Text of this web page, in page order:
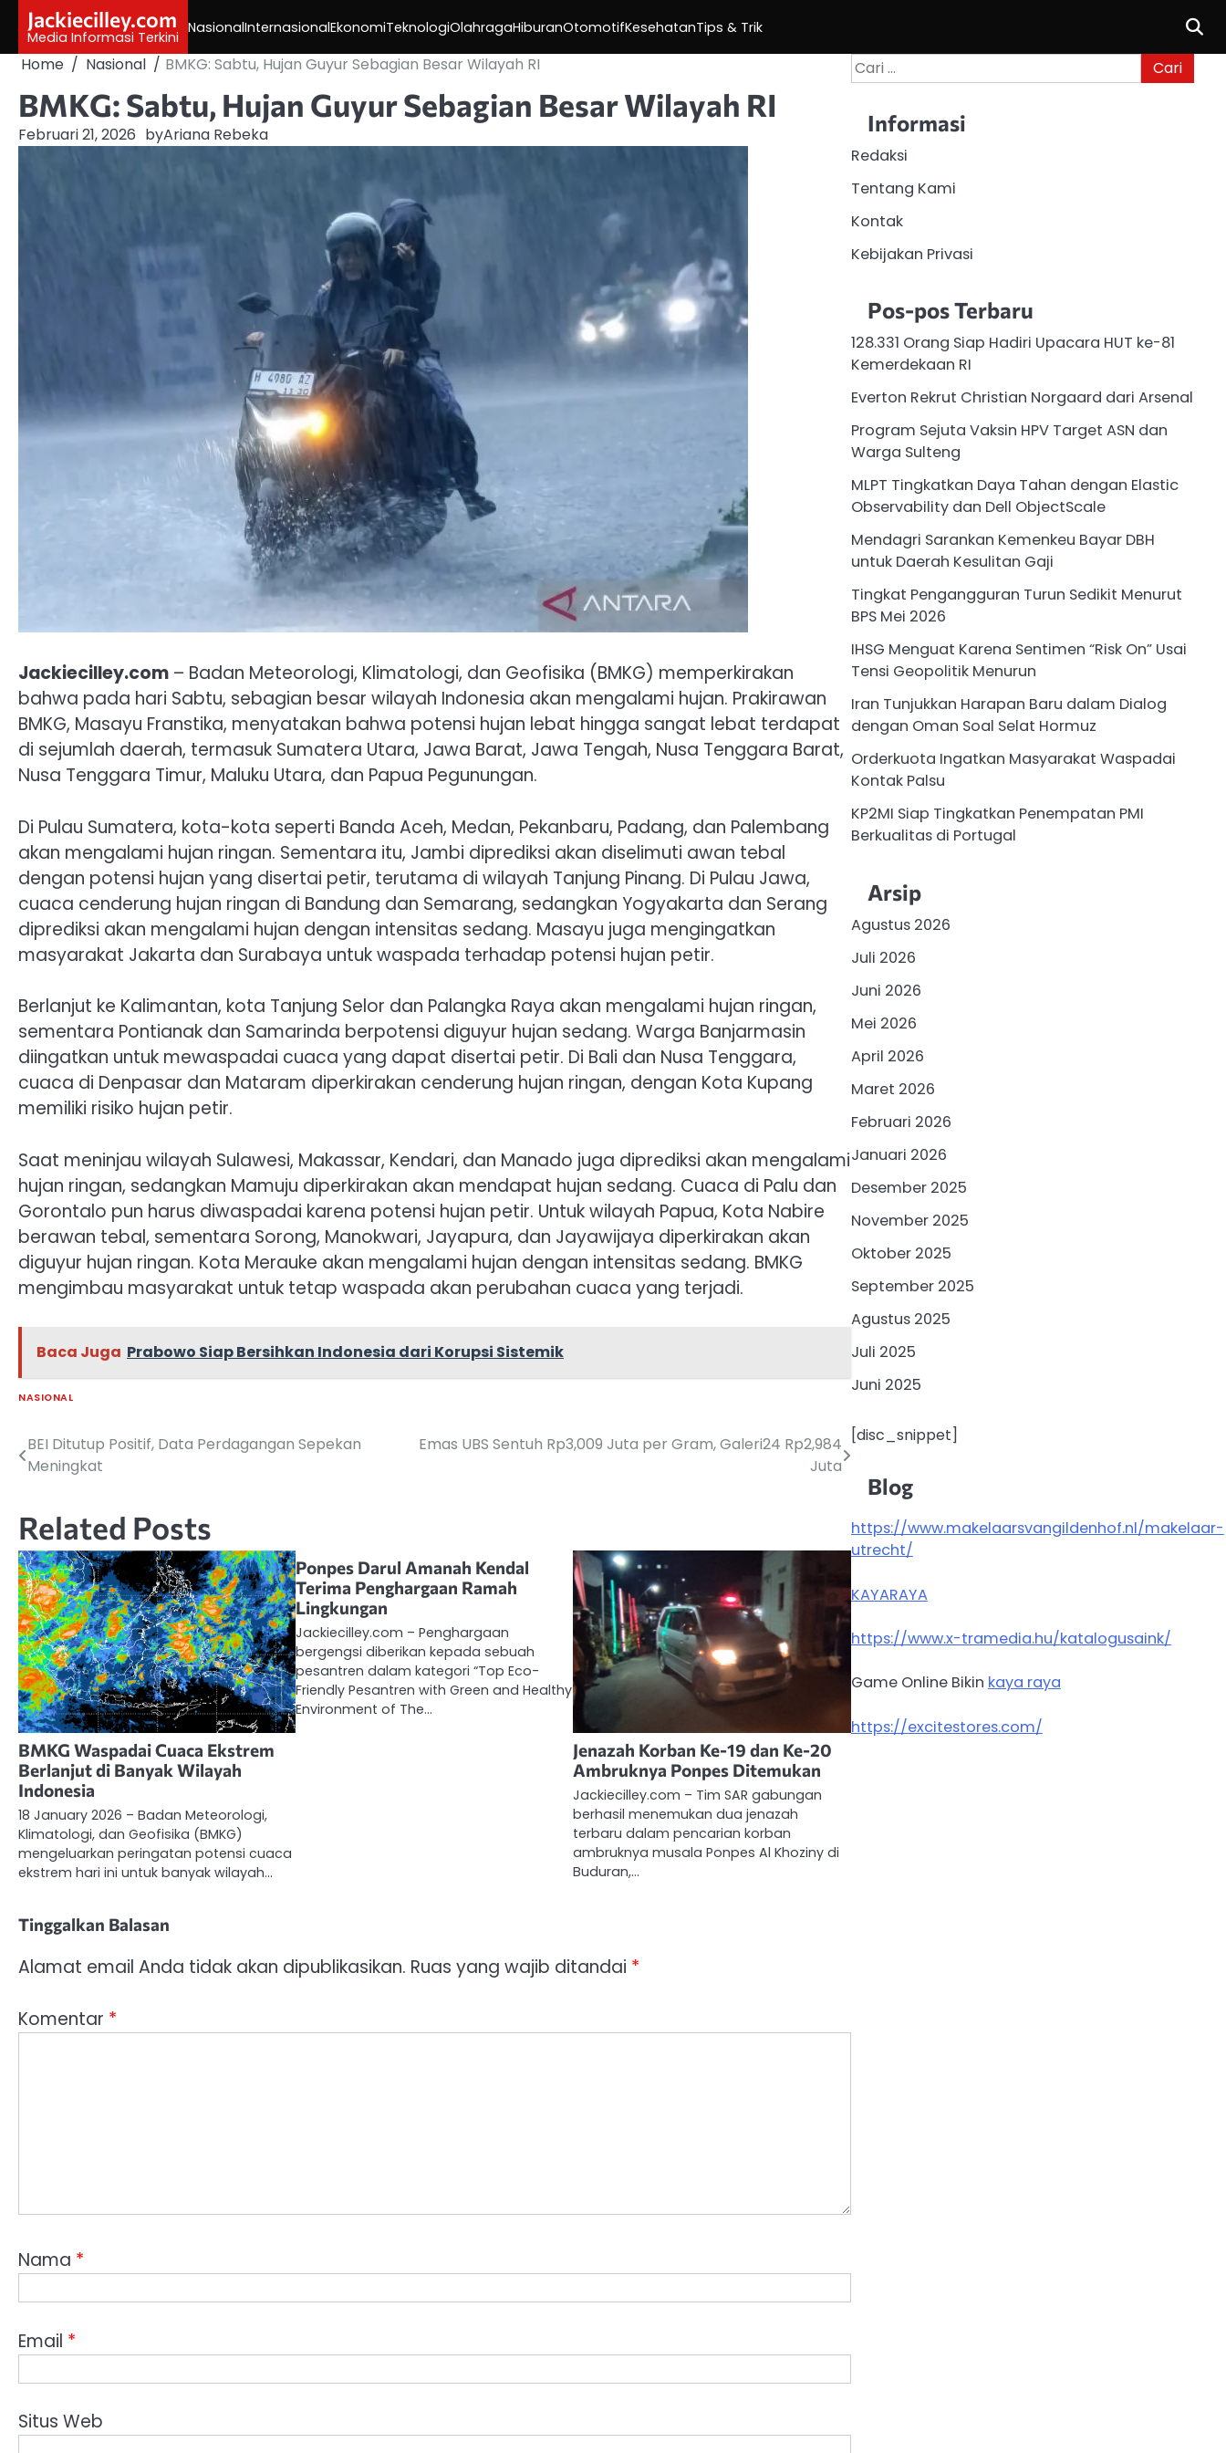
content
Jackiecilley.com
Media Informasi Terkini
NasionalInternasionalEkonomiTeknologiOlahragaHiburanOtomotifKesehatanTips & Trik
Home Nasional BMKG: Sabtu, Hujan Guyur Sebagian Besar Wilayah RI
BMKG: Sabtu, Hujan Guyur Sebagian Besar Wilayah RI
Februari 21, 2026 byAriana Rebeka
Jackiecilley.com – Badan Meteorologi, Klimatologi, dan Geofisika (BMKG) memperkirakan
bahwa pada hari Sabtu, sebagian besar wilayah Indonesia akan mengalami hujan. Prakirawan
BMKG, Masayu Franstika, menyatakan bahwa potensi hujan lebat hingga sangat lebat terdapat
di sejumlah daerah, termasuk Sumatera Utara, Jawa Barat, Jawa Tengah, Nusa Tenggara Barat,
Nusa Tenggara Timur, Maluku Utara, dan Papua Pegunungan.
Di Pulau Sumatera, kota-kota seperti Banda Aceh, Medan, Pekanbaru, Padang, dan Palembang
akan mengalami hujan ringan. Sementara itu, Jambi diprediksi akan diselimuti awan tebal
dengan potensi hujan yang disertai petir, terutama di wilayah Tanjung Pinang. Di Pulau Jawa,
cuaca cenderung hujan ringan di Bandung dan Semarang, sedangkan Yogyakarta dan Serang
diprediksi akan mengalami hujan dengan intensitas sedang. Masayu juga mengingatkan
masyarakat Jakarta dan Surabaya untuk waspada terhadap potensi hujan petir.
Berlanjut ke Kalimantan, kota Tanjung Selor dan Palangka Raya akan mengalami hujan ringan,
sementara Pontianak dan Samarinda berpotensi diguyur hujan sedang. Warga Banjarmasin
diingatkan untuk mewaspadai cuaca yang dapat disertai petir. Di Bali dan Nusa Tenggara,
cuaca di Denpasar dan Mataram diperkirakan cenderung hujan ringan, dengan Kota Kupang
memiliki risiko hujan petir.
Saat meninjau wilayah Sulawesi, Makassar, Kendari, dan Manado juga diprediksi akan mengalami
hujan ringan, sedangkan Mamuju diperkirakan akan mendapat hujan sedang. Cuaca di Palu dan
Gorontalo pun harus diwaspadai karena potensi hujan petir. Untuk wilayah Papua, Kota Nabire
berawan tebal, sementara Sorong, Manokwari, Jayapura, dan Jayawijaya diperkirakan akan
diguyur hujan ringan. Kota Merauke akan mengalami hujan dengan intensitas sedang. BMKG
mengimbau masyarakat untuk tetap waspada akan perubahan cuaca yang terjadi.
Baca Juga Prabowo Siap Bersihkan Indonesia dari Korupsi Sistemik
NASIONAL
Navigasi
BEI Ditutup Positif, Data Perdagangan Sepekan
Meningkat
Emas UBS Sentuh Rp3,009 Juta per Gram, Galeri24 Rp2,984
Juta
Related Posts
BMKG Waspadai Cuaca Ekstrem
Berlanjut di Banyak Wilayah
Indonesia
18 January 2026 – Badan Meteorologi,
Klimatologi, dan Geofisika (BMKG)
mengeluarkan peringatan potensi cuaca
ekstrem hari ini untuk banyak wilayah…
Ponpes Darul Amanah Kendal
Terima Penghargaan Ramah
Lingkungan
Jackiecilley.com – Penghargaan
bergengsi diberikan kepada sebuah
pesantren dalam kategori “Top Eco-
Friendly Pesantren with Green and Healthy
Environment of The…
Jenazah Korban Ke-19 dan Ke-20
Ambruknya Ponpes Ditemukan
Jackiecilley.com – Tim SAR gabungan
berhasil menemukan dua jenazah
terbaru dalam pencarian korban
ambruknya musala Ponpes Al Khoziny di
Buduran,…
Tinggalkan Balasan
Alamat email Anda tidak akan dipublikasikan. Ruas yang wajib ditandai *
Komentar *
Nama *
Email *
Situs Web
Cari
untuk:
Informasi
Redaksi
Tentang Kami
Kontak
Kebijakan Privasi
Pos-pos Terbaru
128.331 Orang Siap Hadiri Upacara HUT ke-81
Kemerdekaan RI
Everton Rekrut Christian Norgaard dari Arsenal
Program Sejuta Vaksin HPV Target ASN dan
Warga Sulteng
MLPT Tingkatkan Daya Tahan dengan Elastic
Observability dan Dell ObjectScale
Mendagri Sarankan Kemenkeu Bayar DBH
untuk Daerah Kesulitan Gaji
Tingkat Pengangguran Turun Sedikit Menurut
BPS Mei 2026
IHSG Menguat Karena Sentimen “Risk On” Usai
Tensi Geopolitik Menurun
Iran Tunjukkan Harapan Baru dalam Dialog
dengan Oman Soal Selat Hormuz
Orderkuota Ingatkan Masyarakat Waspadai
Kontak Palsu
KP2MI Siap Tingkatkan Penempatan PMI
Berkualitas di Portugal
Arsip
Agustus 2026
Juli 2026
Juni 2026
Mei 2026
April 2026
Maret 2026
Februari 2026
Januari 2026
Desember 2025
November 2025
Oktober 2025
September 2025
Agustus 2025
Juli 2025
Juni 2025
[disc_snippet]
Blog
https://www.makelaarsvangildenhof.nl/makelaar-
utrecht/
KAYARAYA
https://www.x-tramedia.hu/katalogusaink/
Game Online Bikin kaya raya
https://excitestores.com/